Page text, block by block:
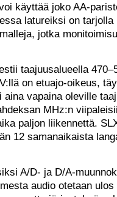
käyttää joko AA-
latureiksi on
jotka
taajuusalueella
on etuajo-oikeus,
aina vapaina oleville
MHz:n
paljon liikennettä.
12 samanaikaista
A/D- ja D/A-
audio otetaan